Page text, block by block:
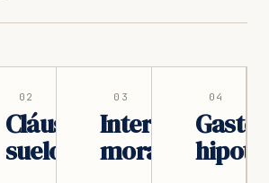
02
Cláusula
suelo
03
Intereses
moratorios
04
Gastos